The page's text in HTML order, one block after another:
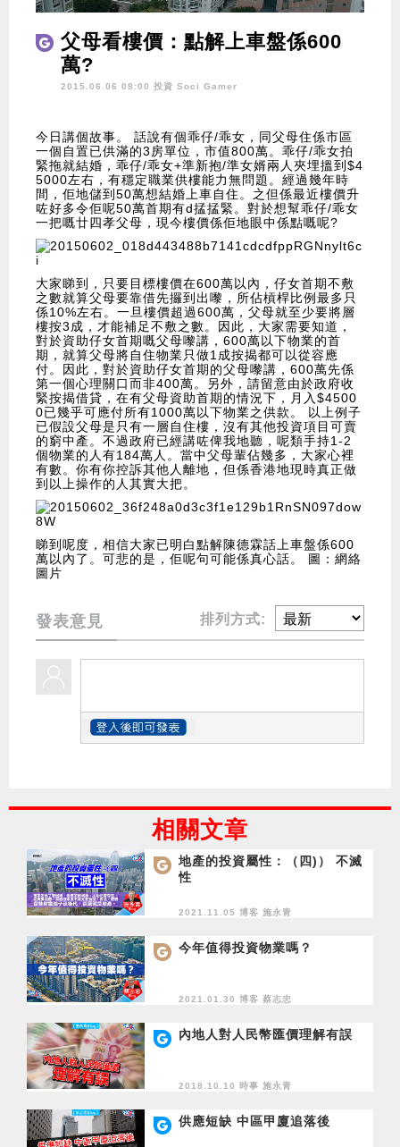
父母看樓價：點解上車盤係600
萬?
2015.06.06 08:00 投資 Soci Gamer
今日講個故事。 話說有個乖仔/乖女，同父母住係市區
一個自置已供滿的3房單位，市值800萬。乖仔/乖女拍
緊拖就結婚，乖仔/乖女+準新抱/準女婿兩人夾埋搵到$4
5000左右，有穩定職業供樓能力無問題。經過幾年時
間，佢地儲到50萬想結婚上車自住。之但係最近樓價升
咗好多令佢呢50萬首期有d掹掹緊。對於想幫乖仔/乖女
一把嘅廿四孝父母，現今樓價係佢地眼中係點嘅呢?
大家睇到，只要目標樓價在600萬以內，仔女首期不敷
之數就算父母要靠借先攞到出嚟，所佔槓桿比例最多只
係10%左右。一旦樓價超過600萬，父母就至少要將層
樓按3成，才能補足不敷之數。因此，大家需要知道，
對於資助仔女首期嘅父母嚟講，600萬以下物業的首
期，就算父母將自住物業只做1成按揭都可以從容應
付。因此，對於資助仔女首期的父母嚟講，600萬先係
第一個心理關口而非400萬。另外，請留意由於政府收
緊按揭借貸，在有父母資助首期的情況下，月入$4500
0已幾乎可應付所有1000萬以下物業之供款。 以上例子
已假設父母是只有一層自住樓，沒有其他投資項目可賣
的窮中產。不過政府已經講咗俾我地聽，呢類手持1-2
個物業的人有184萬人。當中父母輩佔幾多，大家心裡
有數。你有你控訴其他人離地，但係香港地現時真正做
到以上操作的人其實大把。
睇到呢度，相信大家已明白點解陳德霖話上車盤係600
萬以內了。可悲的是，佢呢句可能係真心話。 圖：網絡
圖片
發表意見 排列方式:
相關文章
地產的投資屬性：（四)） 不滅
性
2021.11.05 博客 施永青
今年值得投資物業嗎？
2021.01.30 博客 蔡志忠
內地人對人民幣匯價理解有誤
2018.10.10 時事 施永青
供應短缺 中區甲廈追落後